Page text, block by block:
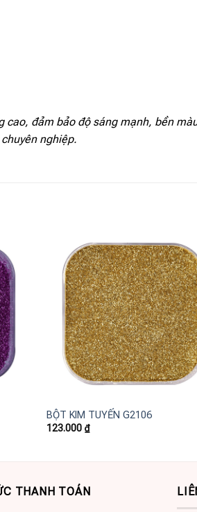
cao, đảm bảo độ sáng mạnh, bền
nghiệp.
to
Add
BỘT KIM TUYẾN G2106
123.000₫
THANH TOÁN